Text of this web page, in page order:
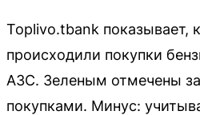
Toplivo.tbank показывает,
происходили покупки
АЗС. Зеленым отмечены
покупками. Минус: